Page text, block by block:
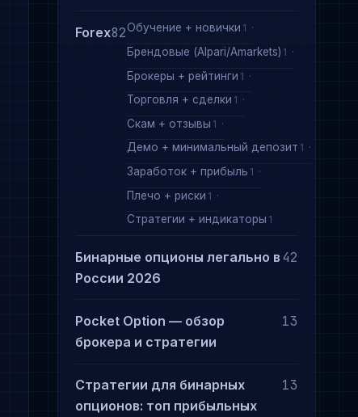
Forex82Обучение + новички 1
Брендовые (Alpari/Amarkets) 1
Брокеры + рейтинги 1
Торговля + сделки 1
Скам + отзывы 1
Демо + минимальный депозит 1
Заработок + прибыль 1
Плечо + риски 1
Стратегии + индикаторы 1
Бинарные опционы легально в
России 2026
42
Pocket Option — обзор
брокера и стратегии
13
Стратегии для бинарных
опционов: топ прибыльных
13